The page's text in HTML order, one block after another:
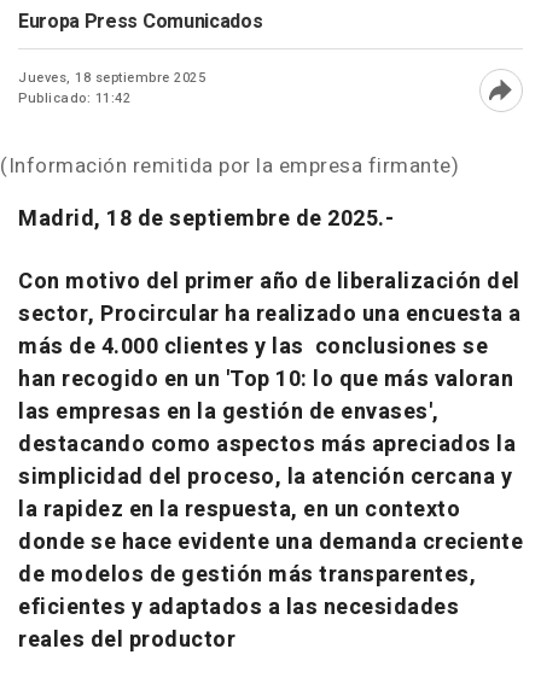
Europa Press Comunicados
Jueves, 18 septiembre 2025
Publicado: 11:42
(Información remitida por la empresa firmante)
Madrid, 18 de septiembre de 2025.-
Con motivo del primer año de liberalización del
sector, Procircular ha realizado una encuesta a
más de 4.000 clientes y las conclusiones se
han recogido en un 'Top 10: lo que más valoran
las empresas en la gestión de envases',
destacando como aspectos más apreciados la
simplicidad del proceso, la atención cercana y
la rapidez en la respuesta, en un contexto
donde se hace evidente una demanda creciente
de modelos de gestión más transparentes,
eficientes y adaptados a las necesidades
reales del productor